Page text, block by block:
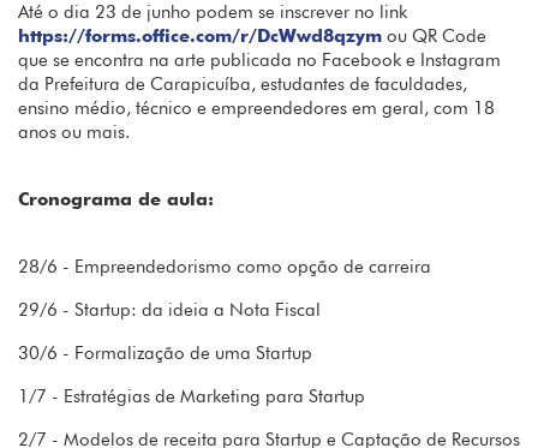
Até o dia 23 de junho podem se inscrever no link
https://forms.office.com/r/DcWwd8qzym ou QR Code
que se encontra na arte publicada no Facebook e Instagram
da Prefeitura de Carapicuíba, estudantes de faculdades,
ensino médio, técnico e empreendedores em geral, com 18
anos ou mais.
Cronograma de aula:
28/6 - Empreendedorismo como opção de carreira
29/6 - Startup: da ideia a Nota Fiscal
30/6 - Formalização de uma Startup
1/7 - Estratégias de Marketing para Startup
2/7 - Modelos de receita para Startup e Captação de Recursos